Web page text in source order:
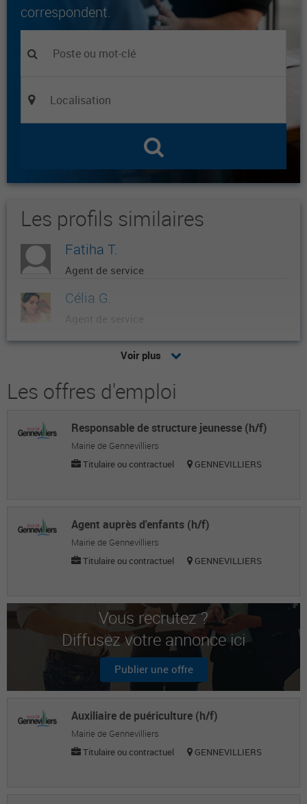
correspondent.
Les profils similaires
Fatiha T.
Agent de service
Célia G.
Agent de service
CORINNE G.
Zouina B.
Laura B.
Agent de service
Christelle B.
Agent de service
Agent de service
Driss M.
Agent de service
Abdelmalek O.
Agent de service
Voir plus
Les offres d'emploi
Responsable de structure jeunesse (h/f)
Mairie de Gennevilliers
Titulaire ou contractuel
GENNEVILLIERS
Agent auprès d'enfants (h/f)
Mairie de Gennevilliers
Titulaire ou contractuel
GENNEVILLIERS
Vous recrutez ?
Diffusez votre annonce ici
Publier une offre
Auxiliaire de puériculture (h/f)
Mairie de Gennevilliers
Titulaire ou contractuel
GENNEVILLIERS